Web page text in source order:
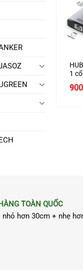
1
Giá
TOÀN QUỐC
hơn 30cm + nhẹ